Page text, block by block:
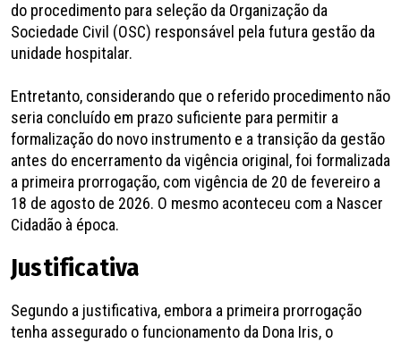
do procedimento para seleção da Organização da
Sociedade Civil (OSC) responsável pela futura gestão da
unidade hospitalar.
Entretanto, considerando que o referido procedimento não
seria concluído em prazo suficiente para permitir a
formalização do novo instrumento e a transição da gestão
antes do encerramento da vigência original, foi formalizada
a primeira prorrogação, com vigência de 20 de fevereiro a
18 de agosto de 2026. O mesmo aconteceu com a Nascer
Cidadão à época.
Justificativa
Segundo a justificativa, embora a primeira prorrogação
tenha assegurado o funcionamento da Dona Iris, o